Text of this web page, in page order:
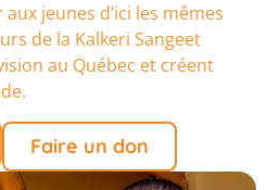
jeunes d’ici les mêmes
de la Kalkeri Sangeet
au Québec et créent
Faire un don